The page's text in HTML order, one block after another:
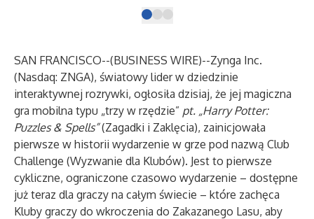
SAN FRANCISCO--(BUSINESS WIRE)--Zynga Inc.
(Nasdaq: ZNGA), światowy lider w dziedzinie
interaktywnej rozrywki, ogłosiła dzisiaj, że jej magiczna
gra mobilna typu „trzy w rzędzie” pt. „Harry Potter:
Puzzles & Spells”(Zagadki i Zaklęcia), zainicjowała
pierwsze w historii wydarzenie w grze pod nazwą Club
Challenge (Wyzwanie dla Klubów). Jest to pierwsze
cykliczne, ograniczone czasowo wydarzenie – dostępne
już teraz dla graczy na całym świecie – które zachęca
Kluby graczy do wkroczenia do Zakazanego Lasu, aby